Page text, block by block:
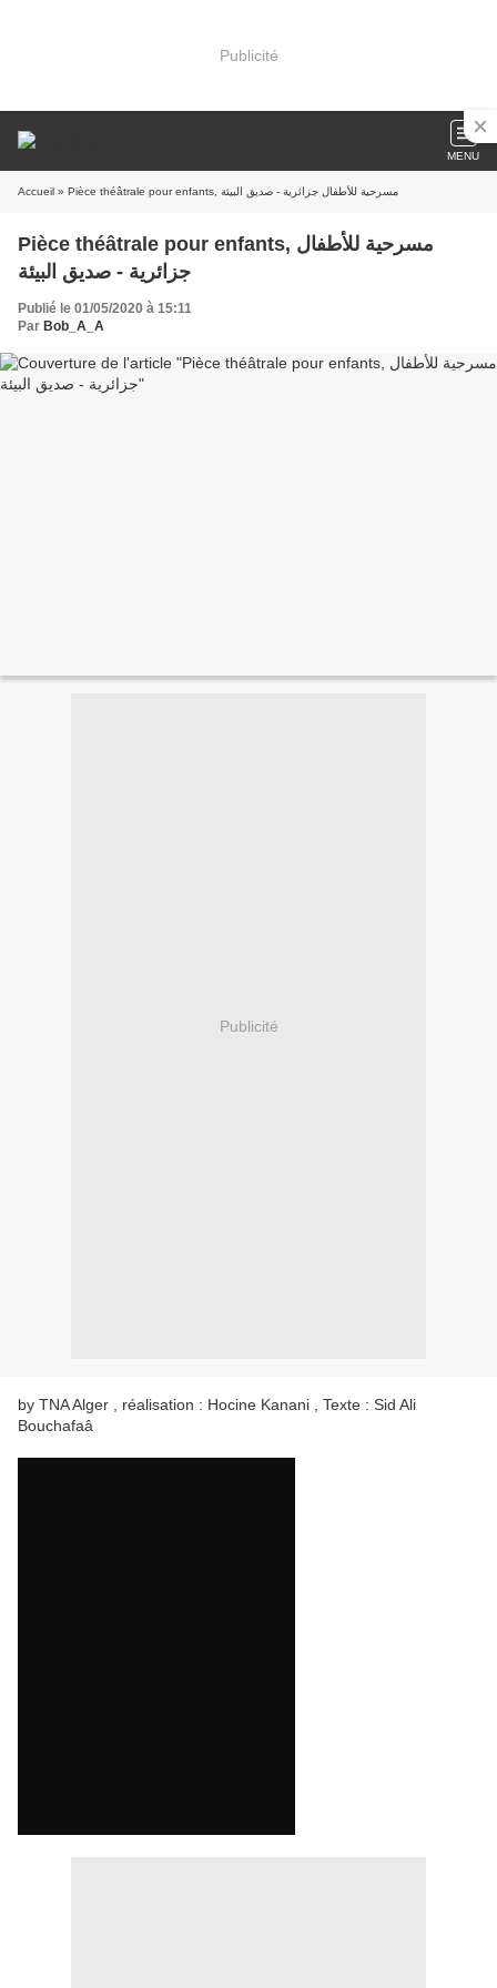
Publicité
MENU
Accueil » Pièce théâtrale pour enfants, مسرحية للأطفال جزائرية - صديق البيئة
Pièce théâtrale pour enfants, مسرحية للأطفال
جزائرية - صديق البيئة
Publié le 01/05/2020 à 15:11
Par Bob_A_A
Publicité
by TNA Alger , réalisation : Hocine Kanani , Texte : Sid Ali
Bouchafaâ